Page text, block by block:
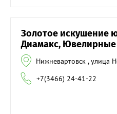
Золотое искушение
Диамакс,
Нижневартовск , улица
+7(3466) 24-41-22